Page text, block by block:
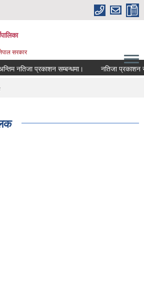
सरकार
नतिजा प्रकाशन सम्बन्धमा। नतिजा प्रकाशन